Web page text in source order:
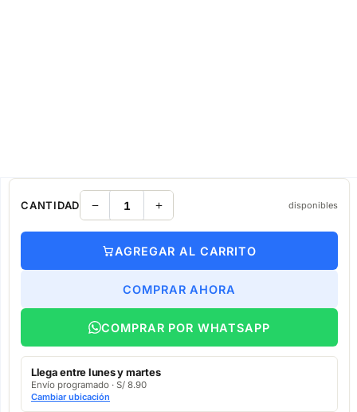
CANTIDAD disponibles
AGREGAR AL CARRITO
COMPRAR AHORA
COMPRAR POR WHATSAPP
Llega entre lunes y martes
Envío programado · S/ 8.90
Cambiar ubicación